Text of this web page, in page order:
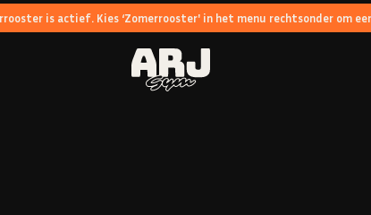
is actief. Kies ‘Zomerrooster' in het menu rechtsonder om